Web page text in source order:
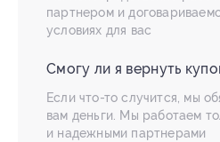
партнером и
условиях для вас
Смогу ли я вернуть
Если что-то случится, мы
вам деньги. Мы работаем
и надежными партнерами